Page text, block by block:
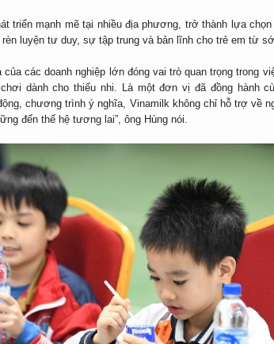
triển mạnh mẽ tại nhiều địa phương, trở thành lựa
luyện tư duy, sự tập trung và bản lĩnh cho trẻ em từ
của các doanh nghiệp lớn đóng vai trò quan trọng trong
dành cho thiếu nhi. Là một đơn vị đã đồng hành
chương trình ý nghĩa, Vinamilk không chỉ hỗ trợ về
đến thế hệ tương lai”, ông Hùng nói.